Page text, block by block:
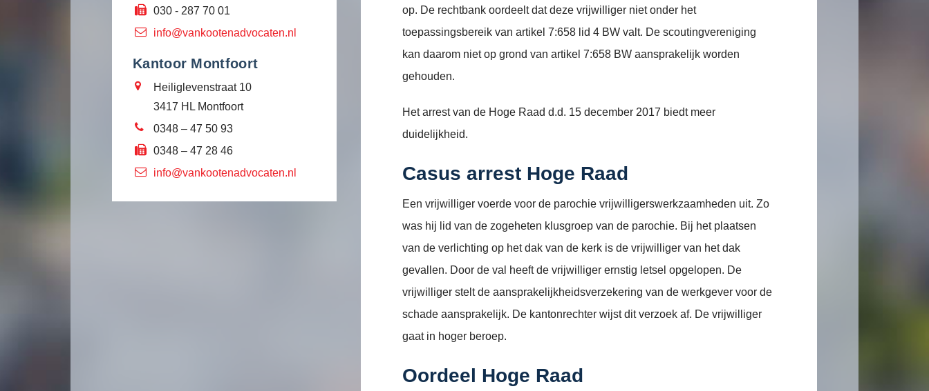
op. De rechtbank oordeelt dat deze vrijwilliger niet onder het
toepassingsbereik van artikel 7:658 lid 4 BW valt. De scoutingvereniging
kan daarom niet op grond van artikel 7:658 BW aansprakelijk worden
gehouden.
Het arrest van de Hoge Raad d.d. 15 december 2017 biedt meer
duidelijkheid.
Casus arrest Hoge Raad
Een vrijwilliger voerde voor de parochie vrijwilligerswerkzaamheden uit. Zo
was hij lid van de zogeheten klusgroep van de parochie. Bij het plaatsen
van de verlichting op het dak van de kerk is de vrijwilliger van het dak
gevallen. Door de val heeft de vrijwilliger ernstig letsel opgelopen. De
vrijwilliger stelt de aansprakelijkheidsverzekering van de werkgever voor de
schade aansprakelijk. De kantonrechter wijst dit verzoek af. De vrijwilliger
gaat in hoger beroep.
Oordeel Hoge Raad
030 - 287 70 01
info@vankootenadvocaten.nl
Kantoor Montfoort
Heiliglevenstraat 10
3417 HL Montfoort
0348 – 47 50 93
0348 – 47 28 46
info@vankootenadvocaten.nl